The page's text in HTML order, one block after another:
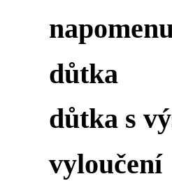
důtka
důtka s
vyloučení